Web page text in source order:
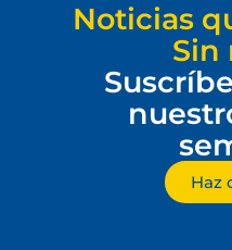
Noticias
Sin
Haz